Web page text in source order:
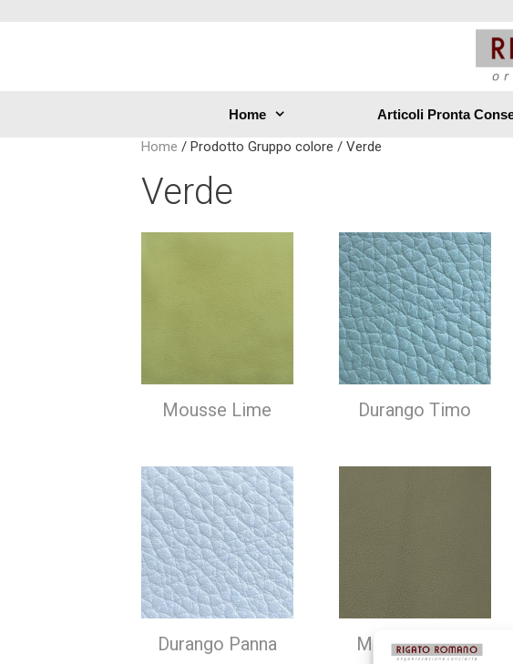
Home Articoli Pronta
Home / Prodotto Gruppo colore / Verde
Verde
Mousse Lime Durango Timo
Durango Panna Mousse Salvia